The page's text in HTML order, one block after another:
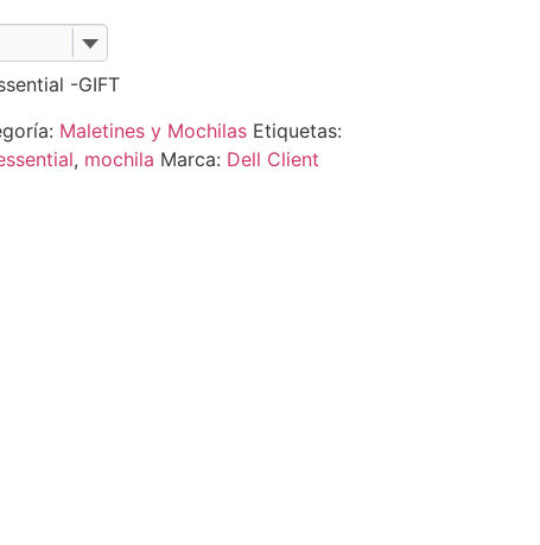
-GIFT
Maletines y Mochilas Etiquetas:
, mochila Marca: Dell Client